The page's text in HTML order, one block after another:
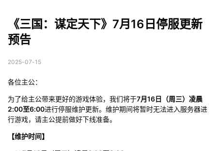
《三国：谋定天下》7月16日停服更新
预告
2025-07-15
各位主公：
为了给主公带来更好的游戏体验，我们将于7月16日（周三）凌晨
2:00至6:00进行停服维护更新。维护期间将暂时无法进入服务器进
行游戏，请主公提前做好下线准备。
【维护时间】